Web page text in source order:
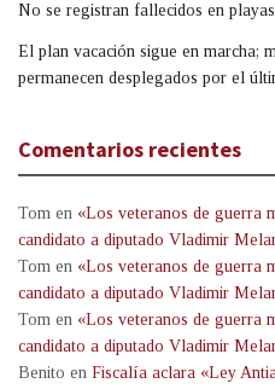
No se registran fallecidos en
El plan vacación sigue en marcha;
permanecen desplegados por el
Comentarios recientes
Tom en «Los veteranos de guerra
candidato a diputado Vladimir
Tom en «Los veteranos de guerra
candidato a diputado Vladimir
Tom en «Los veteranos de guerra
candidato a diputado Vladimir
Benito en Fiscalía aclara «Ley